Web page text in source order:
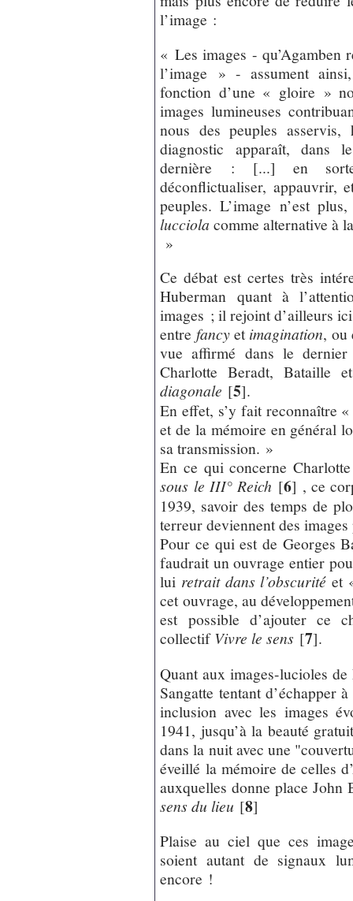
l’image :
« Les images -
l’image » - assument
fonction d’une « gloire »
images lumineuses
nous des peuples
diagnostic apparaît, dans
dernière : [...] en
déconflictualiser, appauvrir,
peuples. L’image n’est
lucciola comme alternative à
»
Ce débat est certes très
Huberman quant à
images ; il rejoint d’ailleurs
entre fancyetimagination, ou
vue affirmé dans le
Charlotte Beradt, Bataille
diagonale [5].
En effet, s’y fait reconnaître
et de la mémoire en général
sa transmission. »
En ce qui concerne
sous le III° Reich [6] , ce
1939, savoir des temps de
terreur deviennent des
Pour ce qui est de Georges
faudrait un ouvrage entier
lui retrait dans l’obscurité et
cet ouvrage, au
est possible d’ajouter ce
collectifVivre le sens [7].
Quant aux images-lucioles
Sangatte tentant d’échapper
inclusion avec les images
1941, jusqu’à la beauté
dans la nuit avec une
éveillé la mémoire de celles
auxquelles donne place John
sens du lieu [8]
Plaise au ciel que ces
soient autant de signaux
encore !